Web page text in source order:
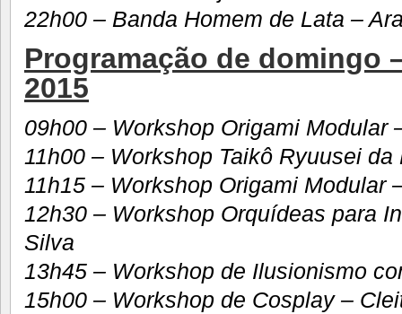
22h00 – Banda Homem de Lata –
Programação de domingo
2015
09h00 – Workshop Origami Modular
11h00 – Workshop Taikô Ryuusei
11h15 – Workshop Origami Modular
12h30 – Workshop Orquídeas para
Silva
13h45 – Workshop de Ilusionismo
15h00 – Workshop de Cosplay –